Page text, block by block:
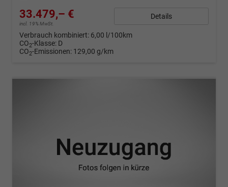
33.479,– €
incl. 19% MwSt.
Details
Verbrauch kombiniert: 6,00 l/100km
CO2-Klasse: D
CO2-Emissionen: 129,00 g/km